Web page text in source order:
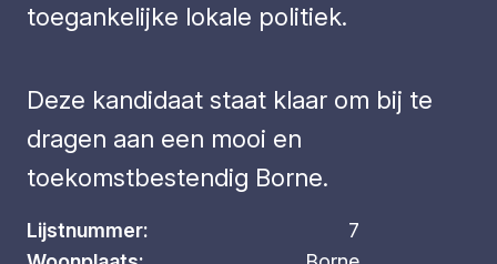
toegankelijke lokale politiek.
Deze kandidaat staat klaar om bij te
dragen aan een mooi en
toekomstbestendig Borne.
Lijstnummer:
7